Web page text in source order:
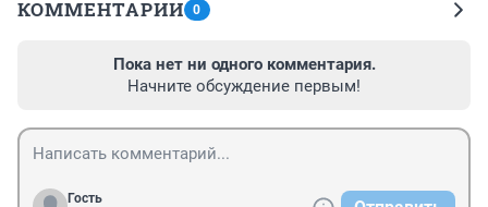
КОММЕНТАРИИ 0
Пока нет ни одного комментария.
Начните обсуждение первым!
Гость